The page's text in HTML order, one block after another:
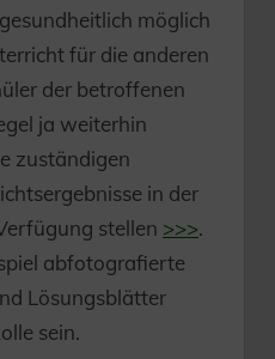
möglich
für die anderen
der betroffenen
ja weiterhin
zuständigen
in der
stellen >>>.
abfotografierte
Lösungsblätter
sein.